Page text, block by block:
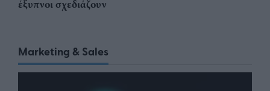
έξυπνοι σχεδιάζουν
Marketing & Sales